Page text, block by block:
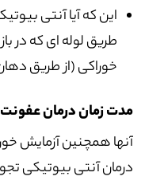
این که آیا آنتی
طریق لوله ای که در
خوراکی (از طریق
مدت زمان درمان
آنها همچنین آزمایش
درمان آنتی بیوتیکی